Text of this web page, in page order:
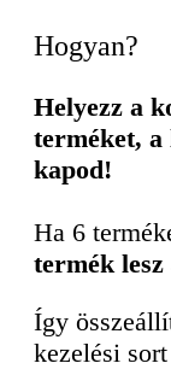
Hogyan?
Helyezz a
terméket, a
kapod!
Ha 6
termék
Így
kezelési sort